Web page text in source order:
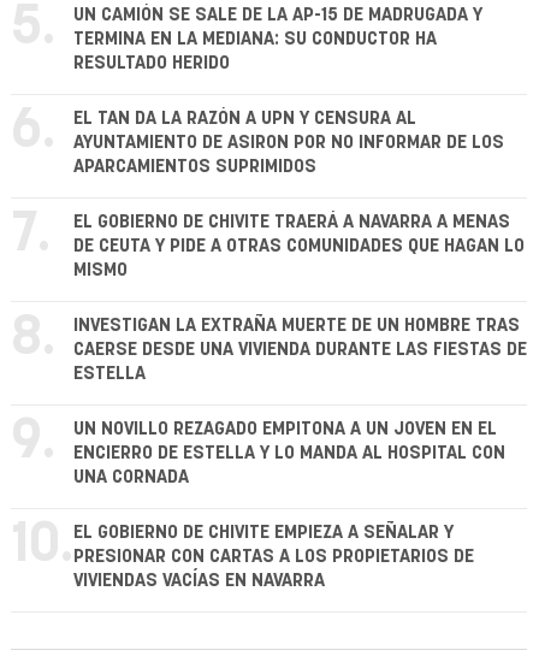
5.
UN CAMIÓN SE SALE DE LA AP-15 DE MADRUGADA Y
TERMINA EN LA MEDIANA: SU CONDUCTOR HA
RESULTADO HERIDO
6.
EL TAN DA LA RAZÓN A UPN Y CENSURA AL
AYUNTAMIENTO DE ASIRON POR NO INFORMAR DE LOS
APARCAMIENTOS SUPRIMIDOS
7.
EL GOBIERNO DE CHIVITE TRAERÁ A NAVARRA A MENAS
DE CEUTA Y PIDE A OTRAS COMUNIDADES QUE HAGAN LO
MISMO
8.
INVESTIGAN LA EXTRAÑA MUERTE DE UN HOMBRE TRAS
CAERSE DESDE UNA VIVIENDA DURANTE LAS FIESTAS DE
ESTELLA
9.
UN NOVILLO REZAGADO EMPITONA A UN JOVEN EN EL
ENCIERRO DE ESTELLA Y LO MANDA AL HOSPITAL CON
UNA CORNADA
10. EL GOBIERNO DE CHIVITE EMPIEZA A SEÑALAR Y
PRESIONAR CON CARTAS A LOS PROPIETARIOS DE
VIVIENDAS VACÍAS EN NAVARRA